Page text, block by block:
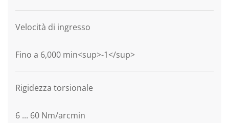
Velocità di ingresso
Fino a 6,000 min<sup>-1</sup>
Rigidezza torsionale
6 ... 60 Nm/arcmin